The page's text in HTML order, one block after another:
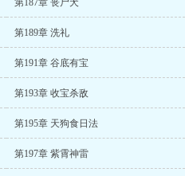
第187章 丧尸犬
第189章 洗礼
第191章 谷底有宝
第193章 收宝杀敌
第195章 天狗食日法
第197章 紫霄神雷